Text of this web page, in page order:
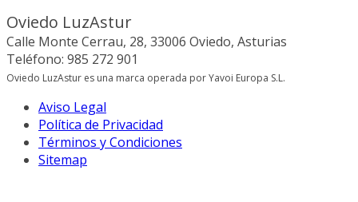
Oviedo LuzAstur
Calle Monte Cerrau, 28, 33006 Oviedo, Asturias
Teléfono: 985 272 901
Oviedo LuzAstur es una marca operada por Yavoi Europa S.L.
Aviso Legal
Política de Privacidad
Términos y Condiciones
Sitemap